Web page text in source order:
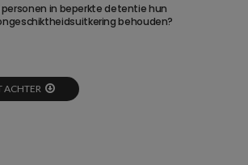
personen in beperkte detentie hun
behouden?
ACHTER